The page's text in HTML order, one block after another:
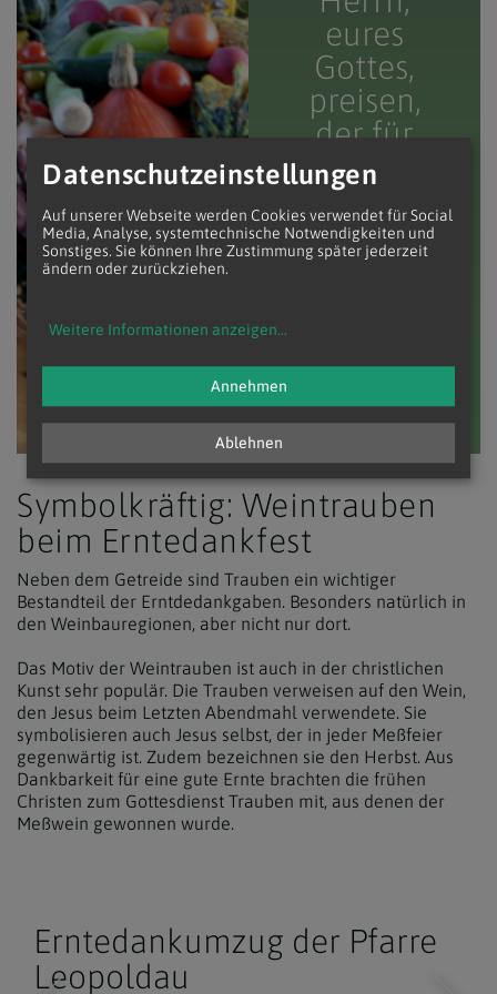
eures
Gottes,
preisen,
der für
euch
solche
Wunder
getan
Symbolkräftig: Weintrauben
beim Erntedankfest
Neben dem Getreide sind Trauben ein wichtiger
Bestandteil der Erntdedankgaben. Besonders natürlich in
den Weinbauregionen, aber nicht nur dort.
Das Motiv der Weintrauben ist auch in der christlichen
Kunst sehr populär. Die Trauben verweisen auf den Wein,
den Jesus beim Letzten Abendmahl verwendete. Sie
symbolisieren auch Jesus selbst, der in jeder Meßfeier
gegenwärtig ist. Zudem bezeichnen sie den Herbst. Aus
Dankbarkeit für eine gute Ernte brachten die frühen
Christen zum Gottesdienst Trauben mit, aus denen der
Meßwein gewonnen wurde.
Erntedankumzug der Pfarre
Leopoldau
Datenschutzeinstellungen
Auf unserer Webseite werden Cookies verwendet für Social
Media, Analyse, systemtechnische Notwendigkeiten und
Sonstiges. Sie können Ihre Zustimmung später jederzeit
ändern oder zurückziehen.
Weitere Informationen anzeigen...
Ablehnen
Annehmen